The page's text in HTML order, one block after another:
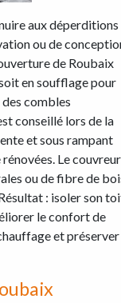
aux déperditions
ou de
de Roubaix
en soufflage pour
combles
conseillé lors de la
et sous rampant
Le
ou de fibre de
: isoler son
le confort de
et préserver